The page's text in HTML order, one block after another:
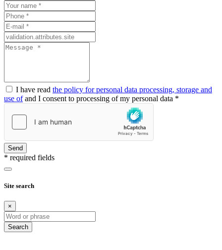
I have read the policy for personal data processing, storage and
use ofand I consent to processing of my personal data *
Send
* required fields
Site search
×
Search